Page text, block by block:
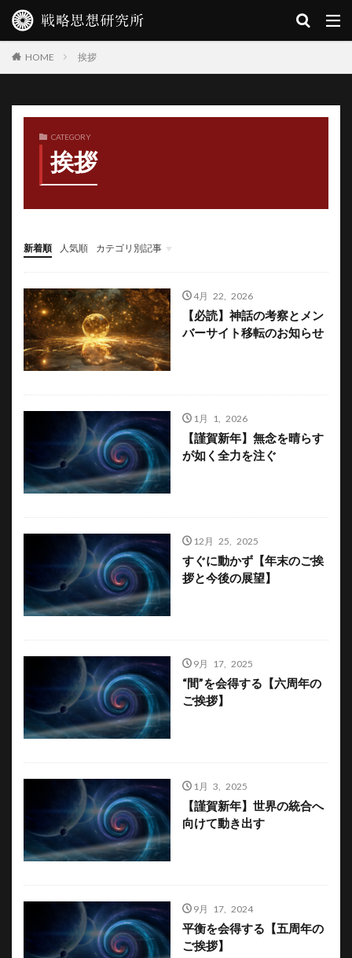
HOME 挨拶
CATEGORY
挨拶
新着順 人気順
カテゴリ別記事
文明地政學叢書第一輯『歴史の闇を禊祓う』
文明地政學叢書第二輯『超克の型示し』
修験子栗原茂
4月 22, 2026
【必読】神話の考察とメン
バーサイト移転のお知らせ
1月 1, 2026
【謹賀新年】無念を晴らす
が如く全力を注ぐ
12月 25, 2025
すぐに動かず【年末のご挨
拶と今後の展望】
9月 17, 2025
“間”を会得する【六周年の
ご挨拶】
1月 3, 2025
【謹賀新年】世界の統合へ
向けて動き出す
9月 17, 2024
平衡を会得する【五周年の
ご挨拶】